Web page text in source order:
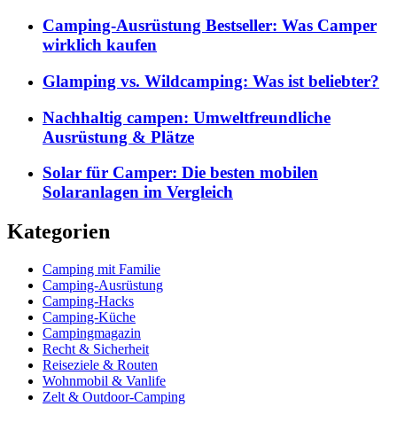
Camping-Ausrüstung Bestseller: Was Camper
wirklich kaufen
Glamping vs. Wildcamping: Was ist beliebter?
Nachhaltig campen: Umweltfreundliche
Ausrüstung & Plätze
Solar für Camper: Die besten mobilen
Solaranlagen im Vergleich
Kategorien
Camping mit Familie
Camping-Ausrüstung
Camping-Hacks
Camping-Küche
Campingmagazin
Recht & Sicherheit
Reiseziele & Routen
Wohnmobil & Vanlife
Zelt & Outdoor-Camping